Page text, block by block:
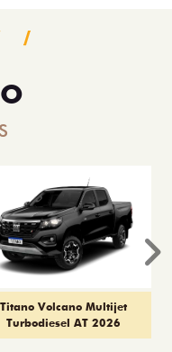
Titano Volcano Multijet
Turbodiesel AT 2026